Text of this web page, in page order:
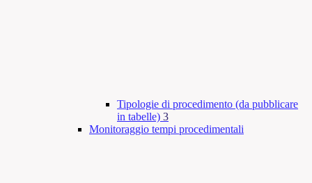
Tipologie di procedimento (da pubblicare
in tabelle) 3
Monitoraggio tempi procedimentali